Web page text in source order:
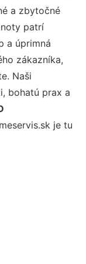
a zbytočné
patrí
a úprimná
zákazníka,
Naši
bohatú prax a
je tu